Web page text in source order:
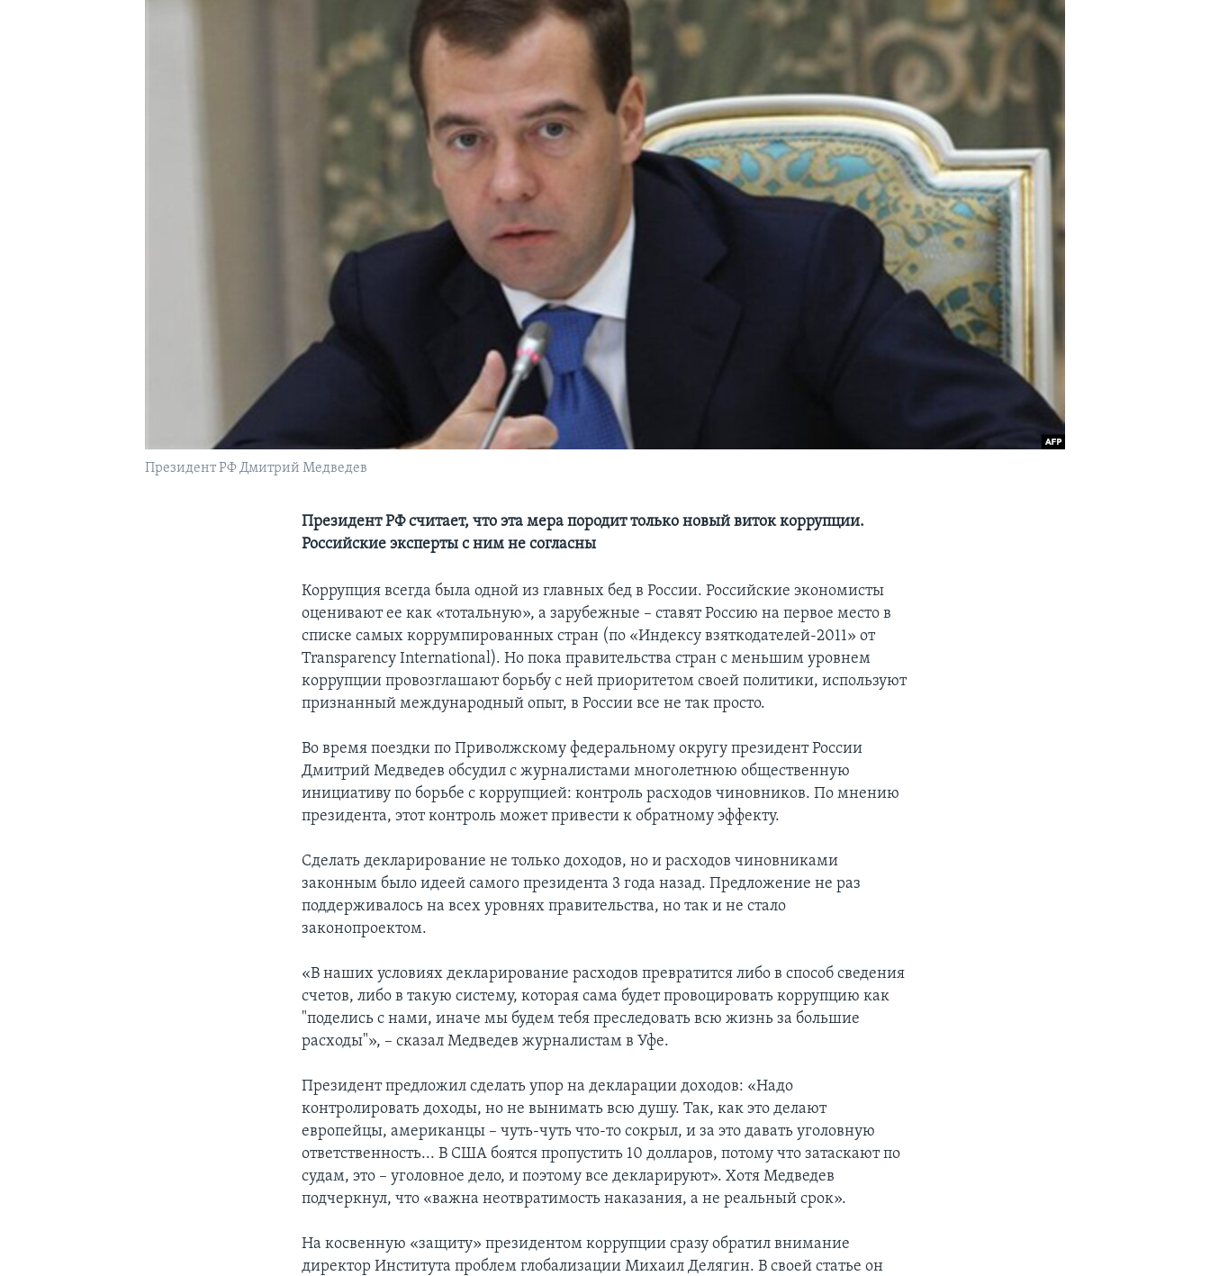
Президент РФ Дмитрий Медведев
Президент РФ считает, что эта мера породит только новый виток коррупции.
Российские эксперты с ним не согласны
Коррупция всегда была одной из главных бед в России. Российские экономисты
оценивают ее как «тотальную», а зарубежные – ставят Россию на первое место в
списке самых коррумпированных стран (по «Индексу взяткодателей-2011» от
Transparency International). Но пока правительства стран с меньшим уровнем
коррупции провозглашают борьбу с ней приоритетом своей политики, используют
признанный международный опыт, в России все не так просто.
Во время поездки по Приволжскому федеральному округу президент России
Дмитрий Медведев обсудил с журналистами многолетнюю общественную
инициативу по борьбе с коррупцией: контроль расходов чиновников. По мнению
президента, этот контроль может привести к обратному эффекту.
Сделать декларирование не только доходов, но и расходов чиновниками
законным было идеей самого президента 3 года назад. Предложение не раз
поддерживалось на всех уровнях правительства, но так и не стало
законопроектом.
«В наших условиях декларирование расходов превратится либо в способ сведения
счетов, либо в такую систему, которая сама будет провоцировать коррупцию как
"поделись с нами, иначе мы будем тебя преследовать всю жизнь за большие
расходы"», – сказал Медведев журналистам в Уфе.
Президент предложил сделать упор на декларации доходов: «Надо
контролировать доходы, но не вынимать всю душу. Так, как это делают
европейцы, американцы – чуть-чуть что-то сокрыл, и за это давать уголовную
ответственность... В США боятся пропустить 10 долларов, потому что затаскают по
судам, это – уголовное дело, и поэтому все декларируют». Хотя Медведев
подчеркнул, что «важна неотвратимость наказания, а не реальный срок».
На косвенную «защиту» президентом коррупции сразу обратил внимание
директор Института проблем глобализации Михаил Делягин. В своей статье он